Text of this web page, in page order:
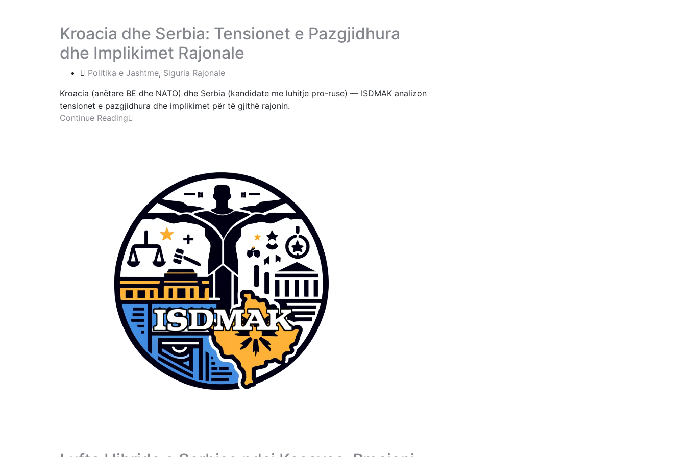
Kroacia dhe Serbia: Tensionet e Pazgjidhura
dhe Implikimet Rajonale
Politika e Jashtme, Siguria Rajonale
Kroacia (anëtare BE dhe NATO) dhe Serbia (kandidate me luhitje pro-ruse) — ISDMAK analizon
tensionet e pazgjidhura dhe implikimet për të gjithë rajonin.
Continue Reading